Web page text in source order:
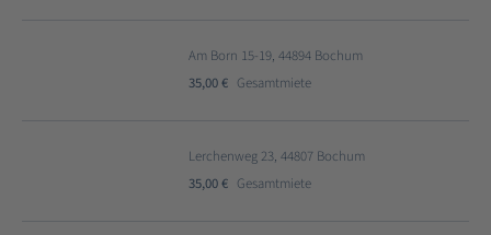
Am Born 15-19, 44894 Bochum
35,00 € Gesamtmiete
Lerchenweg 23, 44807 Bochum
35,00 € Gesamtmiete